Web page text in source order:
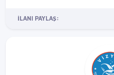
İLANI PAYLAŞ: